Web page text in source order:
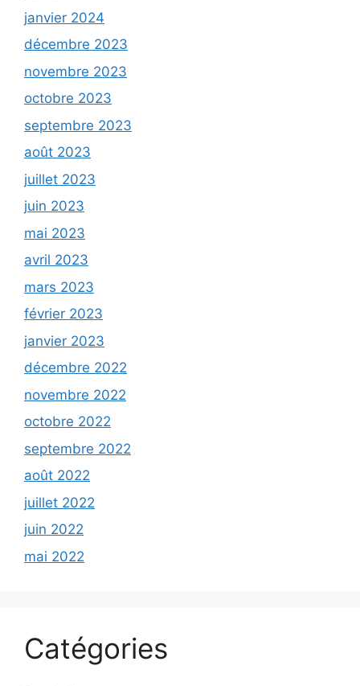
janvier 2024
décembre 2023
novembre 2023
octobre 2023
septembre 2023
août 2023
juillet 2023
juin 2023
mai 2023
avril 2023
mars 2023
février 2023
janvier 2023
décembre 2022
novembre 2022
octobre 2022
septembre 2022
août 2022
juillet 2022
juin 2022
mai 2022
Catégories